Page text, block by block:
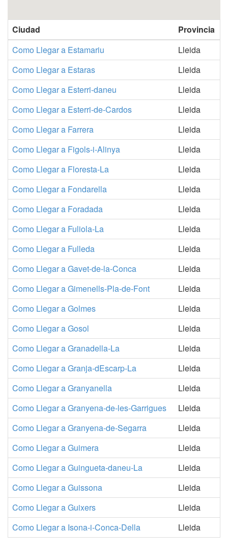
Ciudad
Provincia
Como Llegar a Estamariu
Lleida
Como Llegar a Estaras
Lleida
Como Llegar a Esterri-daneu
Lleida
Como Llegar a Esterri-de-Cardos
Lleida
Como Llegar a Farrera
Lleida
Como Llegar a Figols-i-Alinya
Lleida
Como Llegar a Floresta-La
Lleida
Como Llegar a Fondarella
Lleida
Como Llegar a Foradada
Lleida
Como Llegar a Fuliola-La
Lleida
Como Llegar a Fulleda
Lleida
Como Llegar a Gavet-de-la-Conca
Lleida
Como Llegar a Gimenells-Pla-de-Font
Lleida
Como Llegar a Golmes
Lleida
Como Llegar a Gosol
Lleida
Como Llegar a Granadella-La
Lleida
Como Llegar a Granja-dEscarp-La
Lleida
Como Llegar a Granyanella
Lleida
Como Llegar a Granyena-de-les-Garrigues
Lleida
Como Llegar a Granyena-de-Segarra
Lleida
Como Llegar a Guimera
Lleida
Como Llegar a Guingueta-daneu-La
Lleida
Como Llegar a Guissona
Lleida
Como Llegar a Guixers
Lleida
Como Llegar a Isona-i-Conca-Della
Lleida